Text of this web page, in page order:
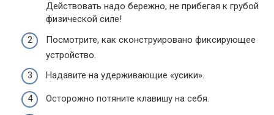
Действовать надо бережно, не прибегая к грубой
физической силе!
Посмотрите, как сконструировано фиксирующее
устройство.
Надавите на удерживающие «усики».
Осторожно потяните клавишу на себя.